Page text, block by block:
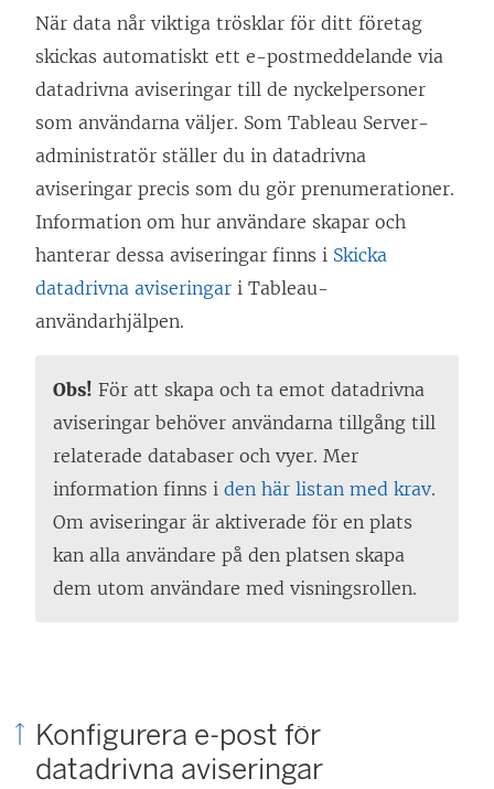
När data når viktiga trösklar för ditt företag
skickas automatiskt ett e-postmeddelande via
datadrivna aviseringar till de nyckelpersoner
som användarna väljer. Som Tableau Server-
administratör ställer du in datadrivna
aviseringar precis som du gör prenumerationer.
Information om hur användare skapar och
hanterar dessa aviseringar finns i Skicka
datadrivna aviseringar i Tableau-
användarhjälpen.
Obs! För att skapa och ta emot datadrivna
aviseringar behöver användarna tillgång till
relaterade databaser och vyer. Mer
information finns i den här listan med krav.
Om aviseringar är aktiverade för en plats
kan alla användare på den platsen skapa
dem utom användare med visningsrollen.
Konfigurera e-post för
datadrivna aviseringar